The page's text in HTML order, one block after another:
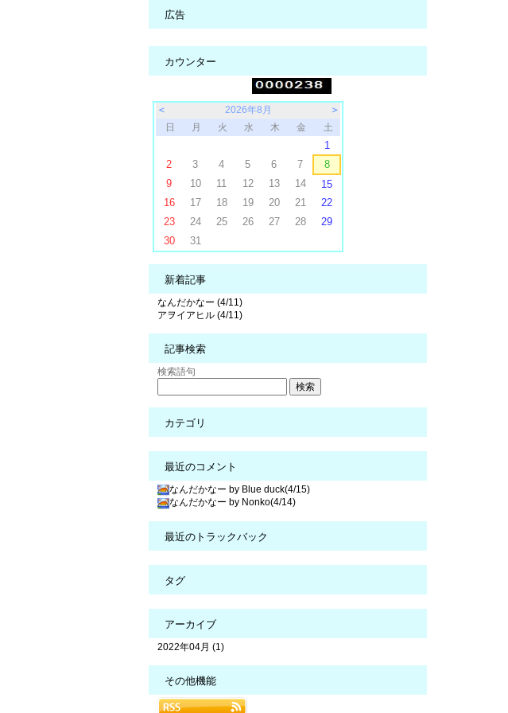
広告
カウンター
＜ 2026年8月
＞
日
月 火 水 木 金 土
1
2
3 4 5 6 7
8
9
10 11 12 13 14
15
16
17 18 19 20 21
22
23
24 25 26 27 28
29
30
31
新着記事
なんだかなー (4/11)
アヲイアヒル (4/11)
記事検索
検索語句
カテゴリ
最近のコメント
なんだかなー by Blue duck(4/15)
なんだかなー by Nonko(4/14)
最近のトラックバック
タグ
アーカイブ
2022年04月 (1)
その他機能